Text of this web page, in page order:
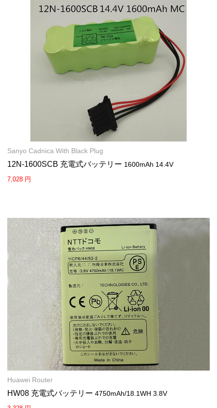
Sanyo Cadnica With Black Plug
12N-1600SCB 充電式バッテリー 1600mAh 14.4V
7,028 円
Huawei Router
HW08 充電式バッテリー 4750mAh/18.1WH 3.8V